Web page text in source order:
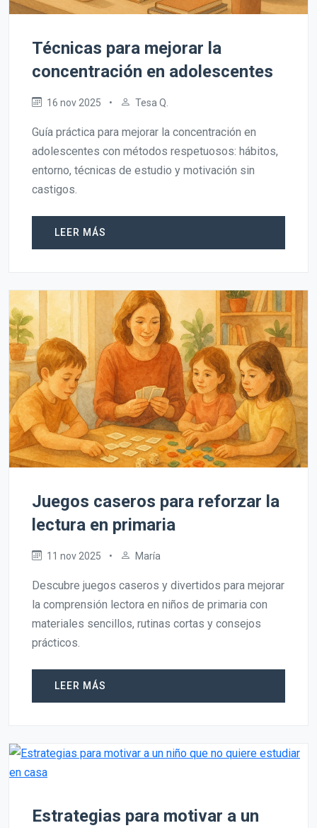
Técnicas para mejorar la
concentración en adolescentes
16 nov 2025 • Tesa Q.
Guía práctica para mejorar la concentración en
adolescentes con métodos respetuosos: hábitos,
entorno, técnicas de estudio y motivación sin
castigos.
LEER MÁS
Juegos caseros para reforzar la
lectura en primaria
11 nov 2025 • María
Descubre juegos caseros y divertidos para mejorar
la comprensión lectora en niños de primaria con
materiales sencillos, rutinas cortas y consejos
prácticos.
LEER MÁS
Estrategias para motivar a un